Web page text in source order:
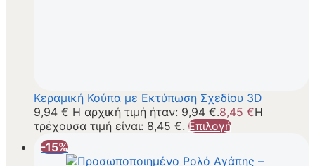
Κεραμική Κούπα με Εκτύπωση Σχεδίου 3D
9,94€ Η αρχική τιμή ήταν: 9,94 €.8,45 €Η
τρέχουσα τιμή είναι: 8,45 €. Επιλογή
-15%